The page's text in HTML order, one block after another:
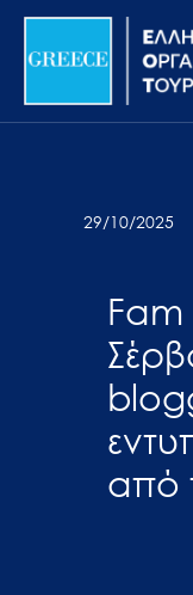
Σημείωση:
ιστότοπος
προσβασιμότητας.
Μετάβαση
περιεχόμενο
29/10/2025
από